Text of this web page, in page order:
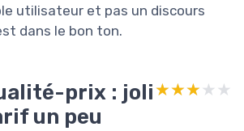
utilisateur et pas un discours
dans le bon ton.
prix : joli
un peu
★★★★★
★★★★★